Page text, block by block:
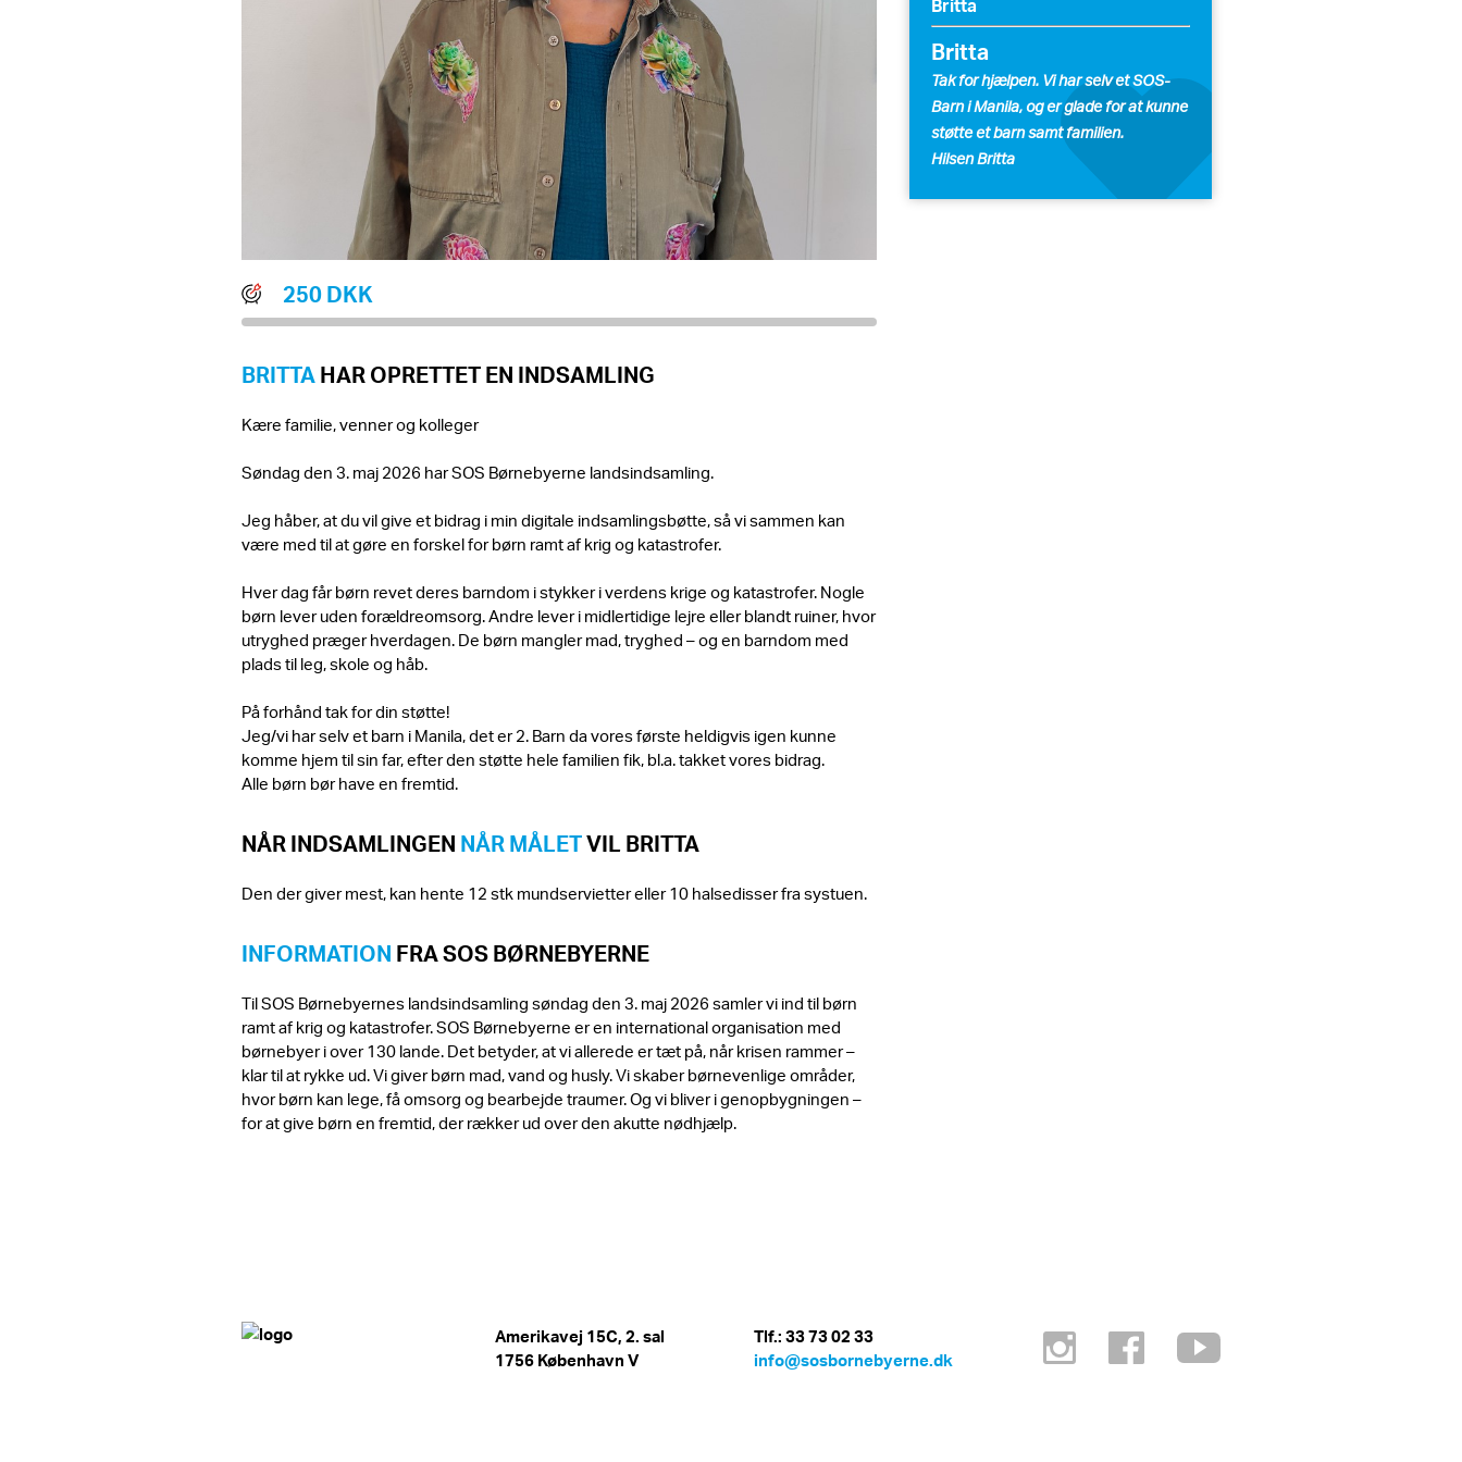
250 DKK
BRITTAHAR OPRETTET EN INDSAMLING
Kære familie, venner og kolleger
Søndag den 3. maj 2026 har SOS Børnebyerne landsindsamling.
Jeg håber, at du vil give et bidrag i min digitale indsamlingsbøtte, så vi sammen kan
være med til at gøre en forskel for børn ramt af krig og katastrofer.
Hver dag får børn revet deres barndom i stykker i verdens krige og katastrofer. Nogle
børn lever uden forældreomsorg. Andre lever i midlertidige lejre eller blandt ruiner, hvor
utryghed præger hverdagen. De børn mangler mad, tryghed – og en barndom med
plads til leg, skole og håb.
På forhånd tak for din støtte!
Jeg/vi har selv et barn i Manila, det er 2. Barn da vores første heldigvis igen kunne
komme hjem til sin far, efter den støtte hele familien fik, bl.a. takket vores bidrag.
Alle børn bør have en fremtid.
NÅR INDSAMLINGEN NÅR MÅLETVIL BRITTA
Den der giver mest, kan hente 12 stk mundservietter eller 10 halsedisser fra systuen.
INFORMATION FRA SOS BØRNEBYERNE
Til SOS Børnebyernes landsindsamling søndag den 3. maj 2026 samler vi ind til børn
ramt af krig og katastrofer. SOS Børnebyerne er en international organisation med
børnebyer i over 130 lande. Det betyder, at vi allerede er tæt på, når krisen rammer –
klar til at rykke ud. Vi giver børn mad, vand og husly. Vi skaber børnevenlige områder,
hvor børn kan lege, få omsorg og bearbejde traumer. Og vi bliver i genopbygningen –
for at give børn en fremtid, der rækker ud over den akutte nødhjælp.
Britta
Britta
Tak for hjælpen. Vi har selv et SOS-
Barn i Manila, og er glade for at kunne
støtte et barn samt familien.
Hilsen Britta
Amerikavej 15C, 2. sal
1756 København V
Tlf.: 33 73 02 33
info@sosbornebyerne.dk